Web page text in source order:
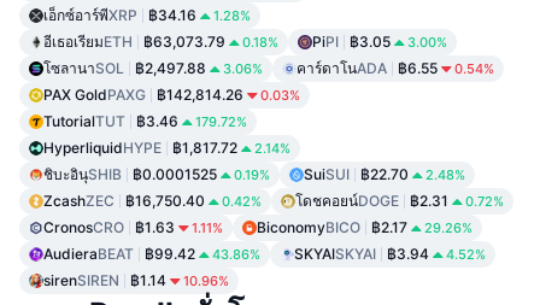
เอ็กซ์อาร์พีXRP ฿34.16 1.28%
อีเธอเรียมETH ฿63,073.79 0.18% PiPI ฿3.05 3.00%
โซลานาSOL ฿2,497.88 3.06% คาร์ดาโนADA ฿6.55 0.54%
PAX GoldPAXG ฿142,814.26 0.03%
TutorialTUT ฿3.46 179.72%
HyperliquidHYPE ฿1,817.72 2.14%
ชิบะอินุSHIB ฿0.0001525 0.19% SuiSUI ฿22.70 2.48%
ZcashZEC ฿16,750.40 0.42% โดชคอยน์DOGE ฿2.31 0.72%
CronosCRO ฿1.63 1.11% BiconomyBICO ฿2.17 29.26%
AudieraBEAT ฿99.42 43.86% SKYAISKYAI ฿3.94 4.52%
sirenSIREN ฿1.14 10.96%